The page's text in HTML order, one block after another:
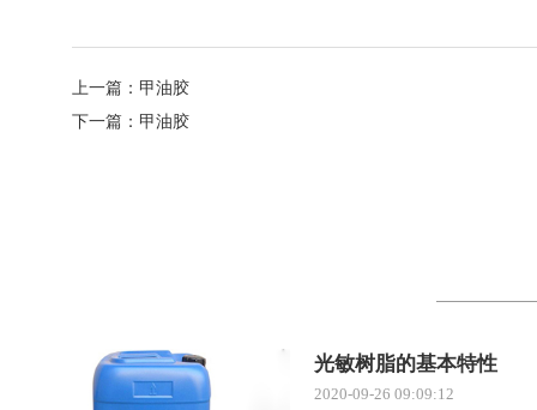
上一篇： 甲油胶
下一篇： 甲油胶
光敏树脂的基本特性
2020-09-26 09:09:12